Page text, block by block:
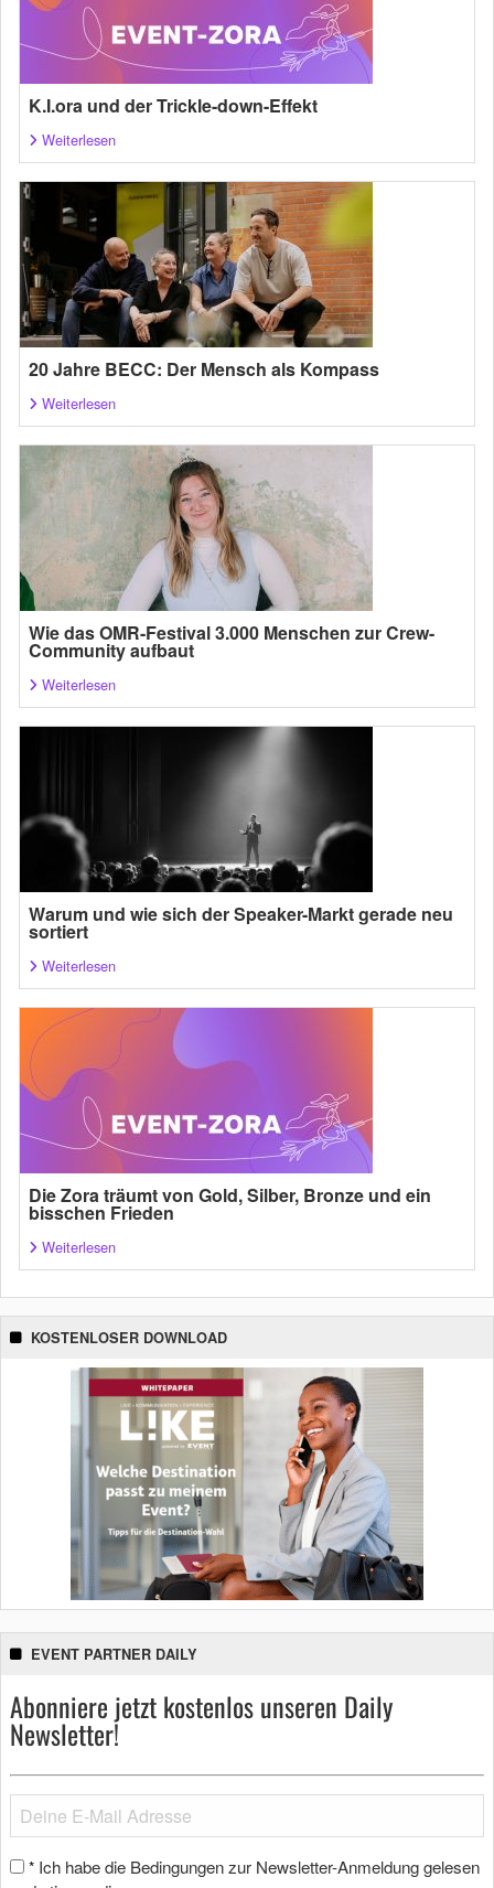
K.I.ora und der Trickle-down-Effekt
Weiterlesen
20 Jahre BECC: Der Mensch als Kompass
Weiterlesen
Wie das OMR-Festival 3.000 Menschen zur Crew-
Community aufbaut
Weiterlesen
Warum und wie sich der Speaker-Markt gerade neu
sortiert
Weiterlesen
Die Zora träumt von Gold, Silber, Bronze und ein
bisschen Frieden
Weiterlesen
KOSTENLOSER DOWNLOAD
EVENT PARTNER DAILY
Abonniere jetzt kostenlos unseren Daily
Newsletter!
* Ich habe die Bedingungen zur Newsletter-Anmeldung gelesen